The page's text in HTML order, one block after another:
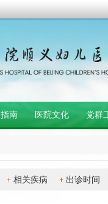
南 医院文化 党群
相关疾病 出诊时间